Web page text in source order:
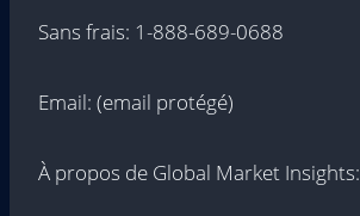
Sans frais: 1-888-689-0688
Email: (email protégé)
À propos de Global Market Insights: